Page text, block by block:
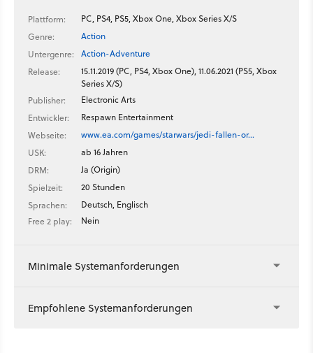
Plattform:
PC, PS4, PS5, Xbox One, Xbox Series X/S
Genre:
Action
Untergenre:
Action-Adventure
Release:
15.11.2019 (PC, PS4, Xbox One), 11.06.2021 (PS5, Xbox
Series X/S)
Publisher:
Electronic Arts
Entwickler:
Respawn Entertainment
Webseite:
www.ea.com/games/starwars/jedi-fallen-or…
USK:
ab 16 Jahren
DRM:
Ja (Origin)
Spielzeit:
20 Stunden
Sprachen:
Deutsch, Englisch
Free 2 play:
Nein
Minimale Systemanforderungen
Empfohlene Systemanforderungen